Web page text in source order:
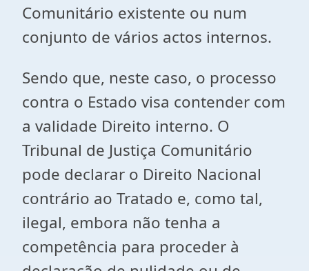
Comunitário existente ou num
conjunto de vários actos internos.
Sendo que, neste caso, o processo
contra o Estado visa contender com
a validade Direito interno. O
Tribunal de Justiça Comunitário
pode declarar o Direito Nacional
contrário ao Tratado e, como tal,
ilegal, embora não tenha a
competência para proceder à